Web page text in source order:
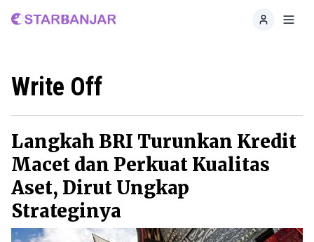
Home
Write Off
Langkah BRI Turunkan Kredit
Macet dan Perkuat Kualitas
Aset, Dirut Ungkap
Strateginya